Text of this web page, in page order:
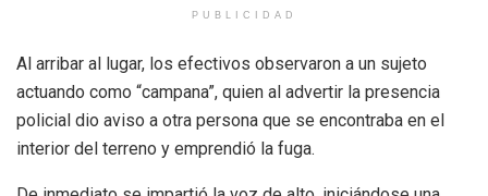
PUBLICIDAD
Al arribar al lugar, los efectivos observaron a un sujeto
actuando como “campana”, quien al advertir la presencia
policial dio aviso a otra persona que se encontraba en el
interior del terreno y emprendió la fuga.